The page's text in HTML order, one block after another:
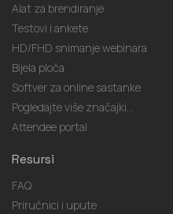
Alat za brendiranje
Testovi i ankete
HD/FHD snimanje webinara
Bijela ploča
Softver za online sastanke
Pogledajte više značajki...
Attendee portal
Resursi
FAQ
Priručnici i upute